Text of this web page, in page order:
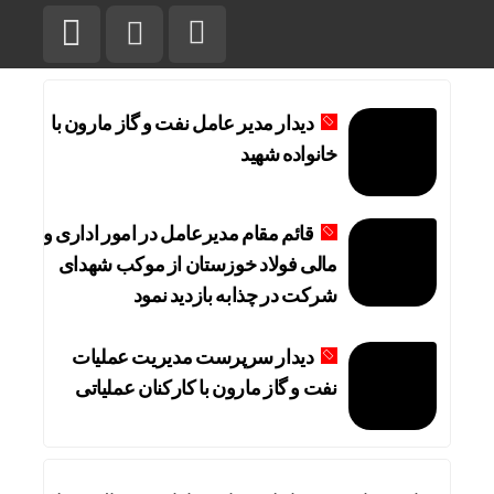
دیدار مدیر عامل نفت و گاز مارون با
خانواده شهید
قائم مقام مدیرعامل در امور اداری و
مالی فولاد خوزستان از موکب شهدای
شرکت در چذابه بازدید نمود
دیدار سرپرست مدیریت عملیات
نفت و گاز مارون با کارکنان عملیاتی